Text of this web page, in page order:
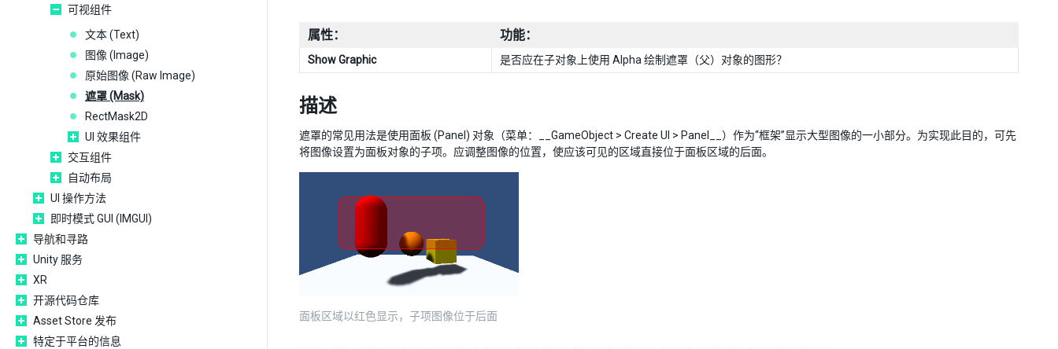
可视组件
文本 (Text)
图像 (Image)
原始图像 (Raw Image)
遮罩 (Mask)
RectMask2D
UI 效果组件
交互组件
自动布局
UI 操作方法
即时模式 GUI (IMGUI)
导航和寻路
Unity 服务
XR
开源代码仓库
Asset Store 发布
特定于平台的信息
属性： 功能：
Show Graphic 是否应在子对象上使用 Alpha 绘制遮罩（父）对象的图形？
描述
遮罩的常见用法是使用面板 (Panel) 对象（菜单：__GameObject > Create UI > Panel__）作为“框架”显示大型图像的一小部分。为实现此目的，可先
将图像设置为面板对象的子项。应调整图像的位置，使应该可见的区域直接位于面板区域的后面。
面板区域以红色显示，子项图像位于后面